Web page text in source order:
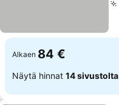
Alkaen 84 €
Näytä hinnat 14 sivustolta